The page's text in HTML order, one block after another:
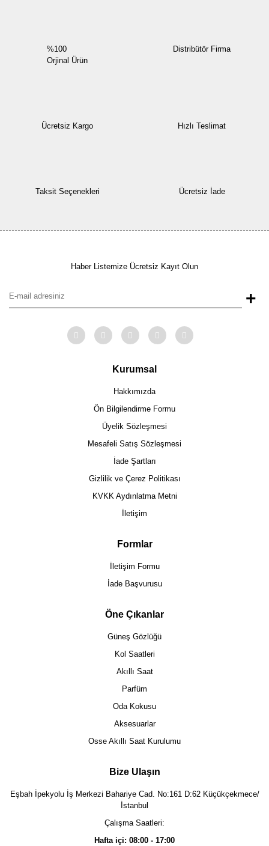
%100
Orjinal Ürün
Distribütör Firma
Ücretsiz Kargo Hızlı Teslimat
Taksit Seçenekleri Ücretsiz İade
Haber Listemize Ücretsiz Kayıt Olun
+
Kurumsal
Hakkımızda
Ön Bilgilendirme Formu
Üyelik Sözleşmesi
Mesafeli Satış Sözleşmesi
İade Şartları
Gizlilik ve Çerez Politikası
KVKK Aydınlatma Metni
İletişim
Formlar
İletişim Formu
İade Başvurusu
Öne Çıkanlar
Güneş Gözlüğü
Kol Saatleri
Akıllı Saat
Parfüm
Oda Kokusu
Aksesuarlar
Osse Akıllı Saat Kurulumu
Bize Ulaşın
Eşbah İpekyolu İş Merkezi Bahariye Cad. No:161 D:62 Küçükçekmece/
İstanbul
Çalışma Saatleri:
Hafta içi: 08:00 - 17:00